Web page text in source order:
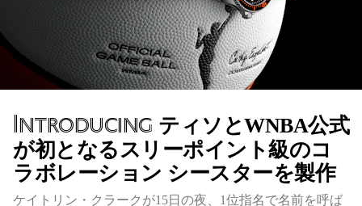
Introducing ティソとWNBA公式
が初となるスリーポイント級のコ
ラボレーション シースターを製作
ケイトリン・クラークが15日の夜、1位指名で名前を呼ば